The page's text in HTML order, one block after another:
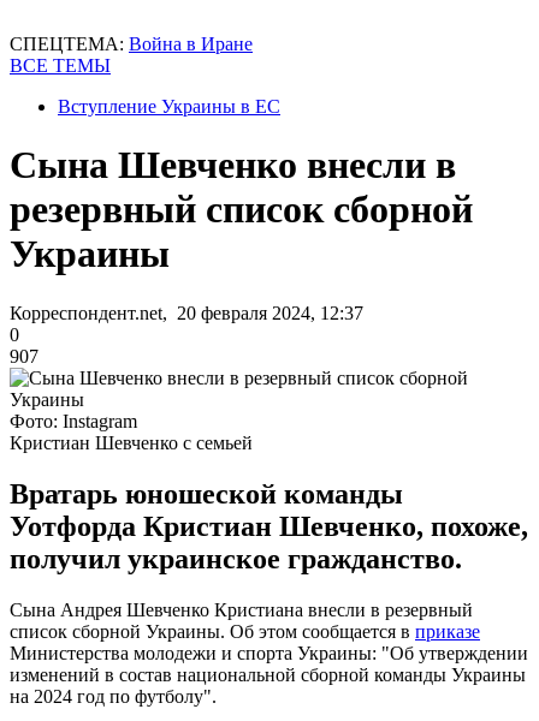
СПЕЦТЕМА: Война в Иране
ВСЕ ТЕМЫ
Вступление Украины в ЕС
Сына Шевченко внесли в
резервный список сборной
Украины
Корреспондент.net, 20 февраля 2024, 12:37
0
907
Фото: Instagram
Кристиан Шевченко с семьей
Вратарь юношеской команды
Уотфорда Кристиан Шевченко, похоже,
получил украинское гражданство.
Сына Андрея Шевченко Кристиана внесли в резервный
список сборной Украины. Об этом сообщается в приказе
Министерства молодежи и спорта Украины: "Об утверждении
изменений в состав национальной сборной команды Украины
на 2024 год по футболу".